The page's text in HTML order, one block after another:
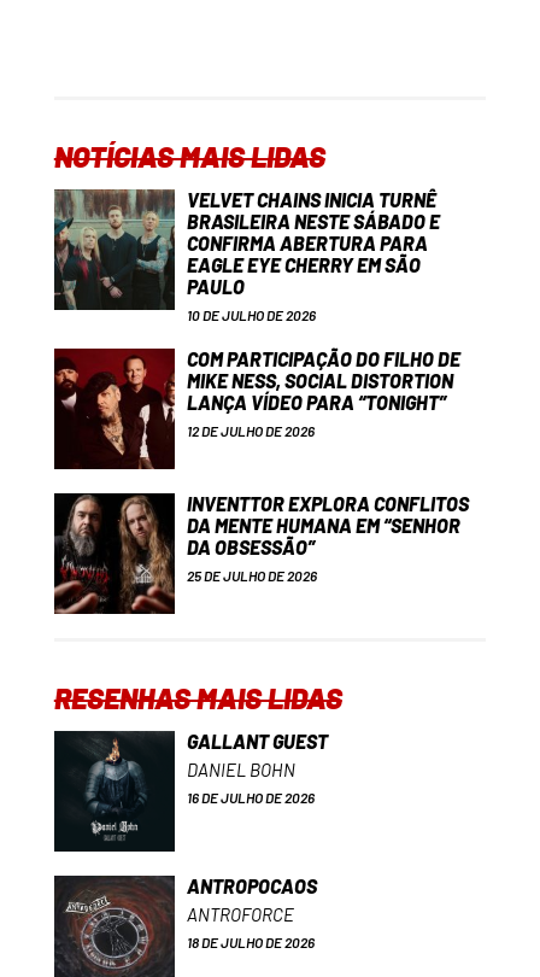
NOTÍCIAS MAIS LIDAS
VELVET CHAINS INICIA TURNÊ
BRASILEIRA NESTE SÁBADO E
CONFIRMA ABERTURA PARA
EAGLE EYE CHERRY EM SÃO
PAULO
10 DE JULHO DE 2026
COM PARTICIPAÇÃO DO FILHO DE
MIKE NESS, SOCIAL DISTORTION
LANÇA VÍDEO PARA “TONIGHT”
12 DE JULHO DE 2026
INVENTTOR EXPLORA CONFLITOS
DA MENTE HUMANA EM “SENHOR
DA OBSESSÃO”
25 DE JULHO DE 2026
RESENHAS MAIS LIDAS
GALLANT GUEST
DANIEL BOHN
16 DE JULHO DE 2026
ANTROPOCAOS
ANTROFORCE
18 DE JULHO DE 2026